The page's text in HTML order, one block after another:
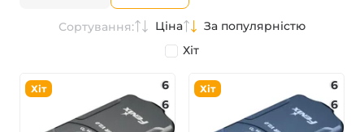
Сортування: Ціна
За популярністю
Хіт
Хіт
6
6
Хіт
6
6